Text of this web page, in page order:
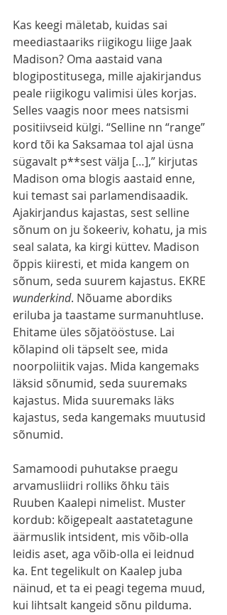
Kas keegi mäletab, kuidas sai
meediastaariks riigikogu liige Jaak
Madison? Oma aastaid vana
blogipostitusega, mille ajakirjandus
peale riigikogu valimisi üles korjas.
Selles vaagis noor mees natsismi
positiivseid külgi. “Selline nn “range”
kord tõi ka Saksamaa tol ajal üsna
sügavalt p**sest välja […],” kirjutas
Madison oma blogis aastaid enne,
kui temast sai parlamendisaadik.
Ajakirjandus kajastas, sest selline
sõnum on ju šokeeriv, kohatu, ja mis
seal salata, ka kirgi küttev. Madison
õppis kiiresti, et mida kangem on
sõnum, seda suurem kajastus. EKRE
wunderkind. Nõuame abordiks
eriluba ja taastame surmanuhtluse.
Ehitame üles sõjatööstuse. Lai
kõlapind oli täpselt see, mida
noorpoliitik vajas. Mida kangemaks
läksid sõnumid, seda suuremaks
kajastus. Mida suuremaks läks
kajastus, seda kangemaks muutusid
sõnumid.
Samamoodi puhutakse praegu
arvamusliidri rolliks õhku täis
Ruuben Kaalepi nimelist. Muster
kordub: kõigepealt aastatetagune
äärmuslik intsident, mis võib-olla
leidis aset, aga võib-olla ei leidnud
ka. Ent tegelikult on Kaalep juba
näinud, et ta ei peagi tegema muud,
kui lihtsalt kangeid sõnu pilduma.